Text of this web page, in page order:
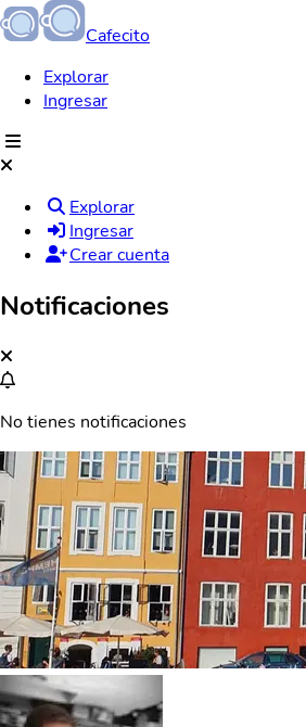
Cafecito
Explorar
Ingresar
Explorar
Ingresar
Crear cuenta
Notificaciones
No tienes notificaciones